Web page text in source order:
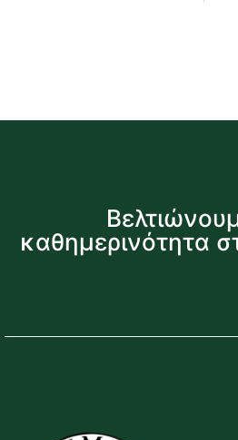
καθημερινότητα